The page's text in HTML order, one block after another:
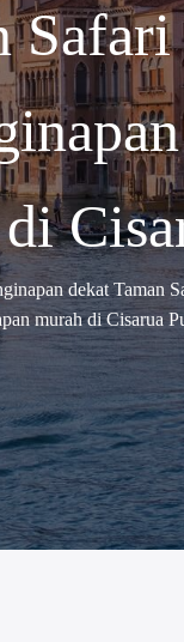
dekat Taman
murah di Cisarua